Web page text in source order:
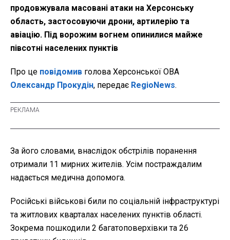
продовжувала масовані атаки на Херсонську
область, застосовуючи дрони, артилерію та
авіацію. Під ворожим вогнем опинилися майже
півсотні населених пунктів
Про це повідомив голова Херсонської ОВА
Олександр Прокудін, передає RegioNews.
За його словами, внаслідок обстрілів поранення
отримали 11 мирних жителів. Усім постраждалим
надається медична допомога.
Російські військові били по соціальній інфраструктурі
та житлових кварталах населених пунктів області.
Зокрема пошкодили 2 багатоповерхівки та 26